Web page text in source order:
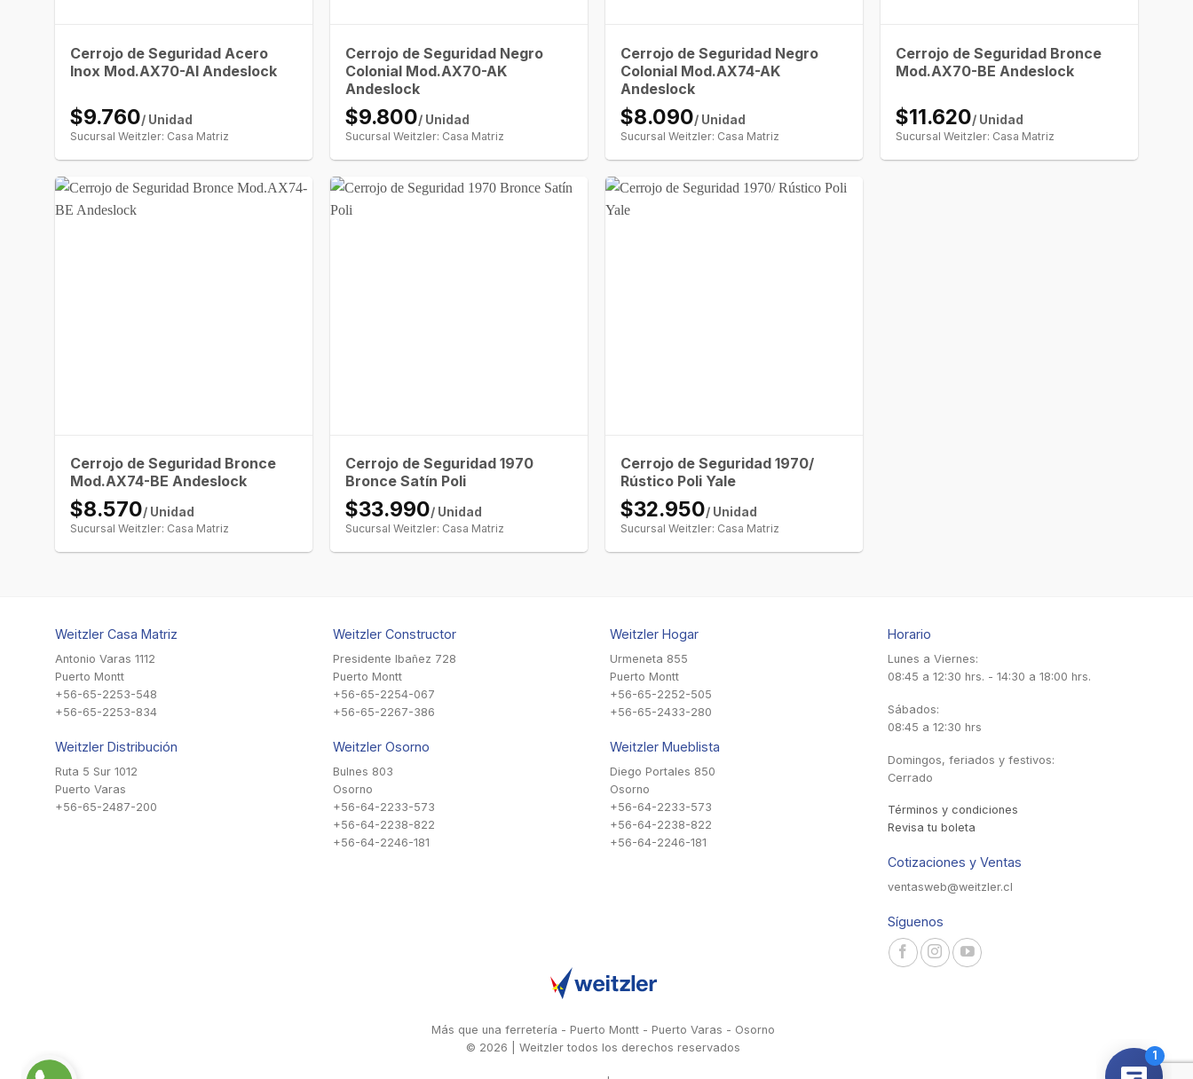
Cerrojo de Seguridad Acero
Inox Mod.AX70-AI Andeslock
$9.760/ Unidad
Sucursal Weitzler: Casa Matriz
Cerrojo de Seguridad Negro
Colonial Mod.AX70-AK
Andeslock
$9.800/ Unidad
Sucursal Weitzler: Casa Matriz
Cerrojo de Seguridad Negro
Colonial Mod.AX74-AK
Andeslock
$8.090/ Unidad
Sucursal Weitzler: Casa Matriz
Cerrojo de Seguridad Bronce
Mod.AX70-BE Andeslock
$11.620/ Unidad
Sucursal Weitzler: Casa Matriz
Cerrojo de Seguridad Bronce
Mod.AX74-BE Andeslock
$8.570/ Unidad
Sucursal Weitzler: Casa Matriz
Cerrojo de Seguridad 1970
Bronce Satín Poli
$33.990/ Unidad
Sucursal Weitzler: Casa Matriz
Cerrojo de Seguridad 1970/
Rústico Poli Yale
$32.950/ Unidad
Sucursal Weitzler: Casa Matriz
Weitzler Casa Matriz
Antonio Varas 1112
Puerto Montt
+56-65-2253-548
+56-65-2253-834
Weitzler Distribución
Ruta 5 Sur 1012
Puerto Varas
+56-65-2487-200
Weitzler Constructor
Presidente Ibañez 728
Puerto Montt
+56-65-2254-067
+56-65-2267-386
Weitzler Osorno
Bulnes 803
Osorno
+56-64-2233-573
+56-64-2238-822
+56-64-2246-181
Weitzler Hogar
Urmeneta 855
Puerto Montt
+56-65-2252-505
+56-65-2433-280
Weitzler Mueblista
Diego Portales 850
Osorno
+56-64-2233-573
+56-64-2238-822
+56-64-2246-181
Horario
Lunes a Viernes:
08:45 a 12:30 hrs. - 14:30 a 18:00 hrs.
Sábados:
08:45 a 12:30 hrs
Domingos, feriados y festivos:
Cerrado
Términos y condiciones
Revisa tu boleta
Cotizaciones y Ventas
ventasweb@weitzler.cl
Síguenos
Más que una ferretería - Puerto Montt - Puerto Varas - Osorno
© 2026 | Weitzler todos los derechos reservados